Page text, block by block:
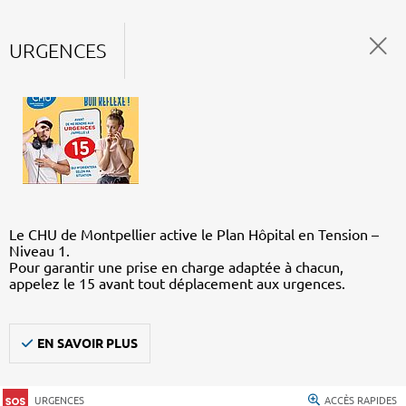
URGENCES
Le CHU de Montpellier active le Plan Hôpital en Tension –
Niveau 1.
Pour garantir une prise en charge adaptée à chacun,
appelez le 15 avant tout déplacement aux urgences.
EN SAVOIR PLUS
URGENCES ACCÈS RAPIDES